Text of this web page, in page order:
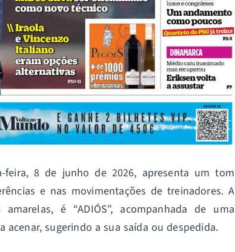
feira, 8 de junho de 2026, apresenta um tom
e nas movimentações de treinadores. A
é “ADIÓS”, acompanhada de uma
sugerindo a sua saída ou despedida.